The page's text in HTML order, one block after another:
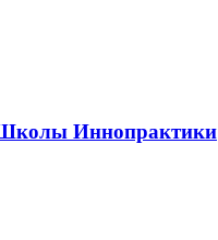
Школы Иннопрактики